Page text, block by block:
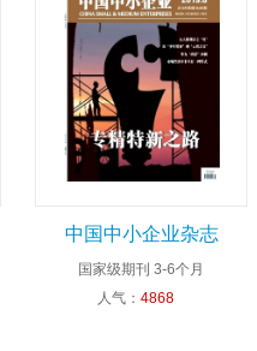
中国中小企业杂志
国家级期刊 3-6个月
人气： 4868